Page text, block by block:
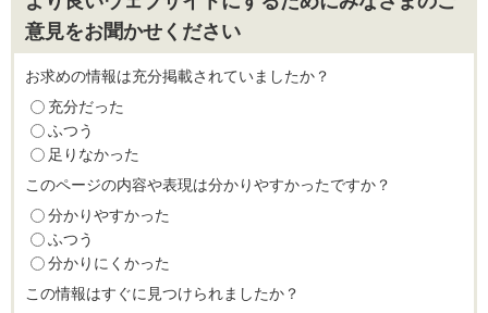
意見をお聞かせください
お求めの情報は充分掲載されていましたか？
充分だった
ふつう
足りなかった
このページの内容や表現は分かりやすかったですか？
分かりやすかった
ふつう
分かりにくかった
この情報はすぐに見つけられましたか？